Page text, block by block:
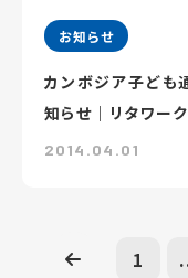
お知らせ
カンボジア子ども
知らせ｜リタワー
2014.04.01
1